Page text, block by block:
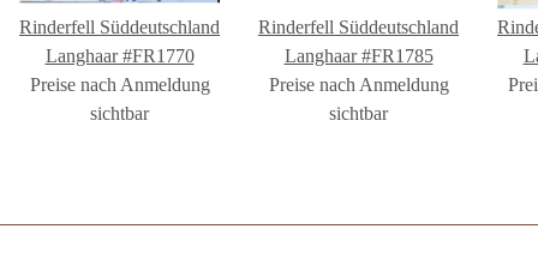
Rinderfell Süddeutschland
Langhaar #FR1770
Preise nach Anmeldung
sichtbar
Rinderfell Süddeutschland
Langhaar #FR1785
Preise nach Anmeldung
sichtbar